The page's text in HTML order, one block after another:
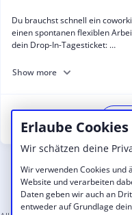
Erlaube Cookies
Wir schätzen deine
Wir verwenden Cookies und
Website und verarbeiten
Daten geben wir auch an
entweder auf Grundlage
Du brauchst schnell ein
einen spontanen flexiblen
dein Drop-In-Tagesticket:
Wir bieten dir:
- Gültig 8 Stunden ab Check-in
- Kaffee Flatrate
- freies WLAN
- Community für deine Fragen
Show more